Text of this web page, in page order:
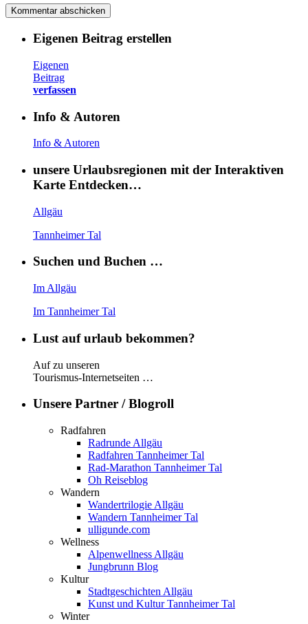
Eigenen Beitrag erstellen
Eigenen
Beitrag
verfassen
Info & Autoren
Info & Autoren
unsere Urlaubsregionen mit der Interaktiven
Karte Entdecken…
Allgäu
Tannheimer Tal
Suchen und Buchen …
Im Allgäu
Im Tannheimer Tal
Lust auf urlaub bekommen?
Auf zu unseren
Tourismus-Internetseiten …
Unsere Partner / Blogroll
Radfahren
Radrunde Allgäu
Radfahren Tannheimer Tal
Rad-Marathon Tannheimer Tal
Oh Reiseblog
Wandern
Wandertrilogie Allgäu
Wandern Tannheimer Tal
ulligunde.com
Wellness
Alpenwellness Allgäu
Jungbrunn Blog
Kultur
Stadtgeschichten Allgäu
Kunst und Kultur Tannheimer Tal
Winter